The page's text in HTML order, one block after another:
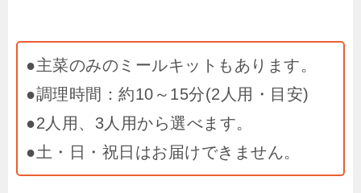
●主菜のみのミールキットもあります。
●調理時間：約10～15分(2人用・目安)
●2人用、3人用から選べます。
●土・日・祝日はお届けできません。